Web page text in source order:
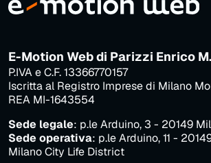
E-Motion Web di Parizzi Enrico
P.IVA e C.F. 13366770157
Iscritta al Registro Imprese di Milano
REA MI-1643554
Sede legale: p.le Arduino, 3 - 20149
Sede operativa: p.le Arduino, 11 -
Milano City Life District